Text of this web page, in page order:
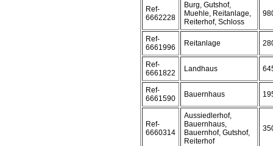
Ref-
6662228
Burg, Gutshof,
Muehle, Reitanlage,
Reiterhof, Schloss
Ref-
6661996
Reitanlage
Ref-
6661822
Landhaus
Ref-
6661590
Bauernhaus
Ref-
6660314
Aussiedlerhof,
Bauernhaus,
Bauernhof, Gutshof,
Reiterhof